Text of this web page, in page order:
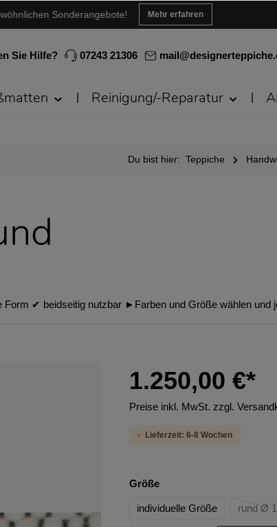
Sonderangebote! Mehr erfahren
Sie Hilfe? 07243 21306
Reinigung/-Reparatur
Du bist hier: Teppiche
✔︎ beidseitig nutzbar ►Farben und Größe wählen und
1.250,00 €*
Preise inkl. MwSt. zzgl.
Lieferzeit: 6-8 Wochen
Größe
individuelle Größe rund Ø